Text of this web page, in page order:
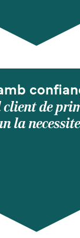
client de
la